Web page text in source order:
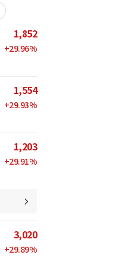
1,852
+29.96%
1,554
+29.93%
1,203
+29.91%
3,020
+29.89%